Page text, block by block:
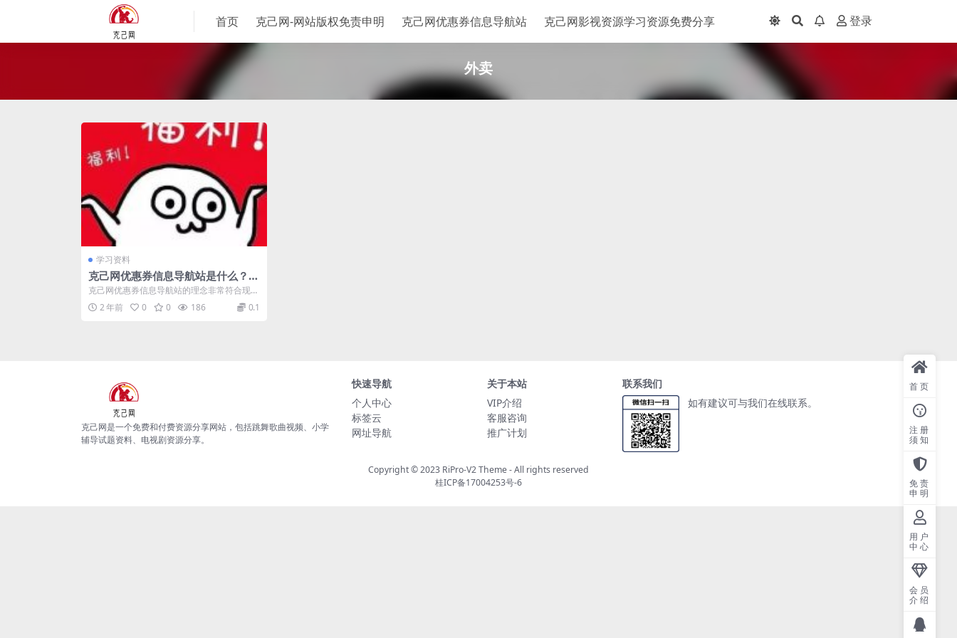
首页 克己网-网站版权免责申明 克己网优惠券信息导航站 克己网影视资源学习资源免费分享 登录
外卖
学习资料
克己网优惠券信息导航站是什么？怎
么快速领取外卖优惠券？
克己网优惠券信息导航站的理念非常符合现代
用户对高效、无干扰信息获取的需求。在现
今...2 年前 0 0 186 0.1
克己网是一个免费和付费资源分享网站，包括跳舞歌曲视频、小学
辅导试题资料、电视剧资源分享。
快速导航
个人中心
标签云
网址导航
关于本站
VIP介绍
客服咨询
推广计划
联系我们
如有建议可与我们在线联系。
Copyright © 2023 RiPro-V2 Theme- All rights reserved
桂ICP备17004253号-6
首页
注册
须知
免责
申明
用户
中心
会员
介绍